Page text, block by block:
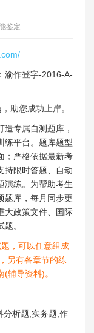
鉴定
渝作登字-2016-A-
助您成功上岸。
专属自测题库，
练平台。题库题型
；严格依据最新考
持限时答题、自动
演练。为帮助考生
题库，每月同步更
大政策文件、国际
。
，可以任意组成
另有各章节的练
辅导资料)。
析题,实务题,作